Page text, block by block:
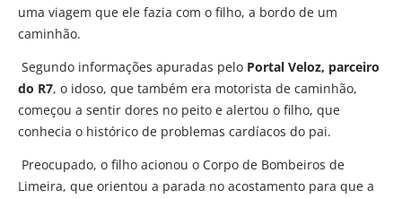
uma viagem que ele fazia com o filho, a bordo de um
caminhão.
Segundo informações apuradas pelo Portal Veloz, parceiro
do R7, o idoso, que também era motorista de caminhão,
começou a sentir dores no peito e alertou o filho, que
conhecia o histórico de problemas cardíacos do pai.
Preocupado, o filho acionou o Corpo de Bombeiros de
Limeira, que orientou a parada no acostamento para que a